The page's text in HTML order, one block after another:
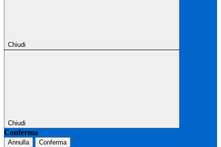
Chiudi
Chiudi
Conferma
Annulla Conferma